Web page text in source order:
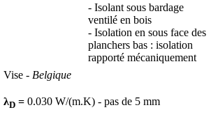
- Isolant sous bardage
ventilé en bois
- Isolation en sous face des
planchers bas : isolation
rapporté mécaniquement
Vise - Belgique
λD = 0.030 W/(m.K) - pas de 5 mm